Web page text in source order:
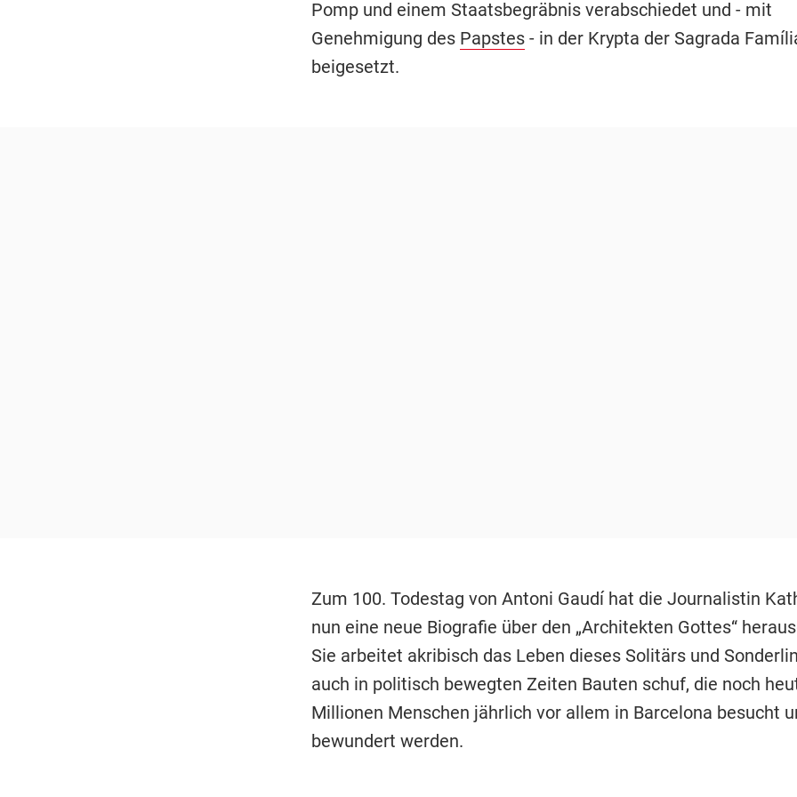
Pomp und einem Staatsbegräbnis verabschiedet und - mit
Genehmigung des Papstes- in der Krypta der Sagrada
beigesetzt.
Zum 100. Todestag von Antoni Gaudí hat die Journalistin
nun eine neue Biografie über den „Architekten Gottes“
Sie arbeitet akribisch das Leben dieses Solitärs und
auch in politisch bewegten Zeiten Bauten schuf, die noch
Millionen Menschen jährlich vor allem in Barcelona besucht
bewundert werden.